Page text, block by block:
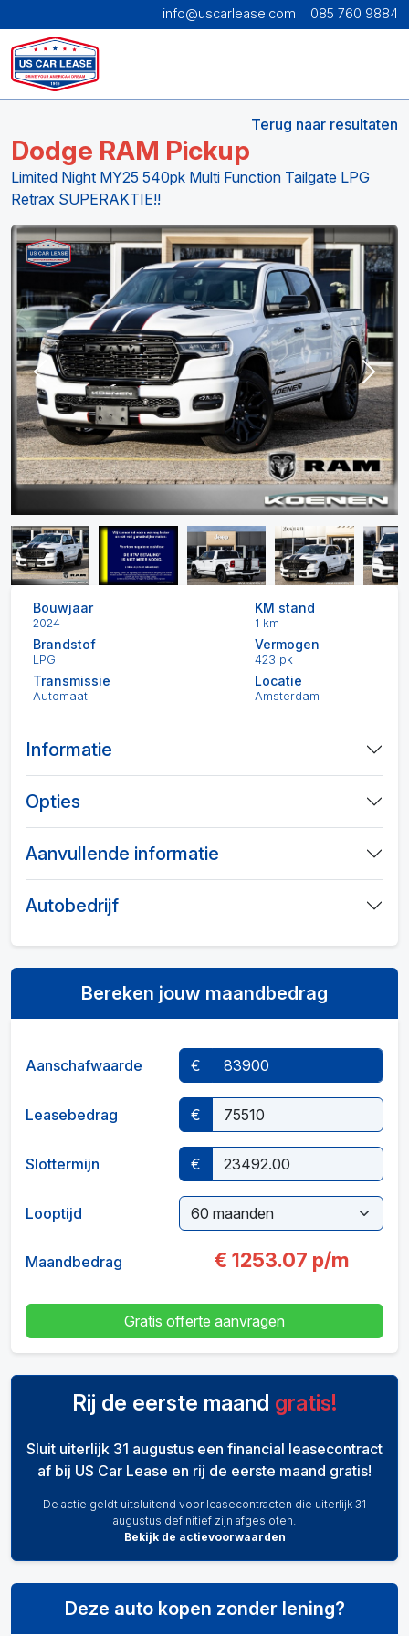
info@uscarlease.com 085 760 9884
Terug naar resultaten
Dodge RAM Pickup
Limited Night MY25 540pk Multi Function Tailgate LPG
Retrax SUPERAKTIE!!
Previous Next
Bouwjaar
2024
KM stand
1 km
Brandstof
LPG
Vermogen
423 pk
Transmissie
Automaat
Locatie
Amsterdam
Informatie
Opties
Aanvullende informatie
Autobedrijf
Bereken jouw maandbedrag
Aanschafwaarde €
Leasebedrag €
Slottermijn €
Looptijd
Maandbedrag € 1253.07 p/m
Gratis offerte aanvragen
Rij de eerste maand gratis!
Sluit uiterlijk 31 augustus een financial leasecontract
af bij US Car Lease en rij de eerste maand gratis!
De actie geldt uitsluitend voor leasecontracten die uiterlijk 31
augustus definitief zijn afgesloten.
Bekijk de actievoorwaarden
Deze auto kopen zonder lening?